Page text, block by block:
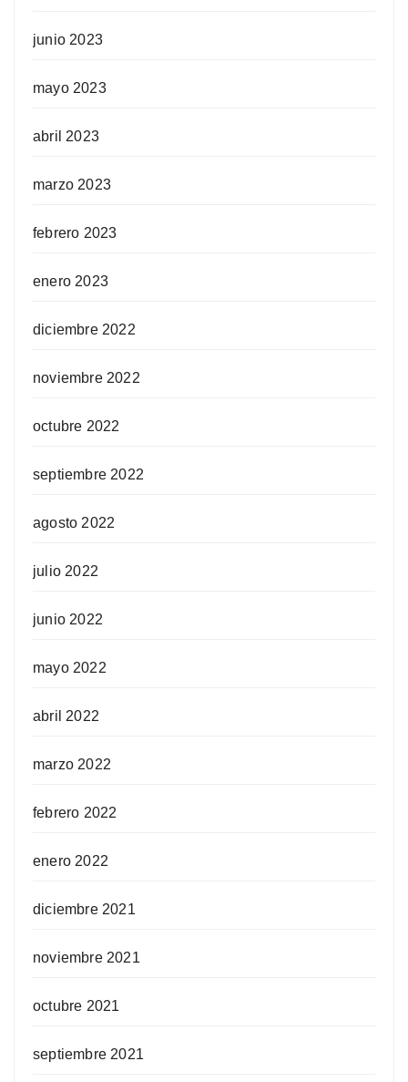
junio 2023
mayo 2023
abril 2023
marzo 2023
febrero 2023
enero 2023
diciembre 2022
noviembre 2022
octubre 2022
septiembre 2022
agosto 2022
julio 2022
junio 2022
mayo 2022
abril 2022
marzo 2022
febrero 2022
enero 2022
diciembre 2021
noviembre 2021
octubre 2021
septiembre 2021